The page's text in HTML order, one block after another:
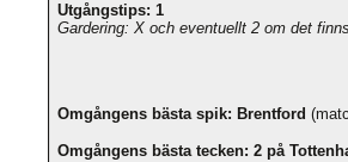
Utgångstips: 1
Gardering: X och eventuellt 2 om det
Omgångens bästa spik: Brentford
Omgångens bästa tecken: 2 på